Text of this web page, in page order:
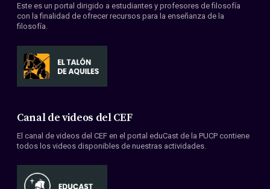
Convenios
Este es un portal dirigido a estudiantes y profesores de filosofía
con la finalidad de ofrecer recursos para la enseñanza de la
filosofía.
Canal de videos del CEF
El canal de videos del CEF en el portal eduCast de la PUCP contiene
todos los videos disponibles de nuestras actividades.